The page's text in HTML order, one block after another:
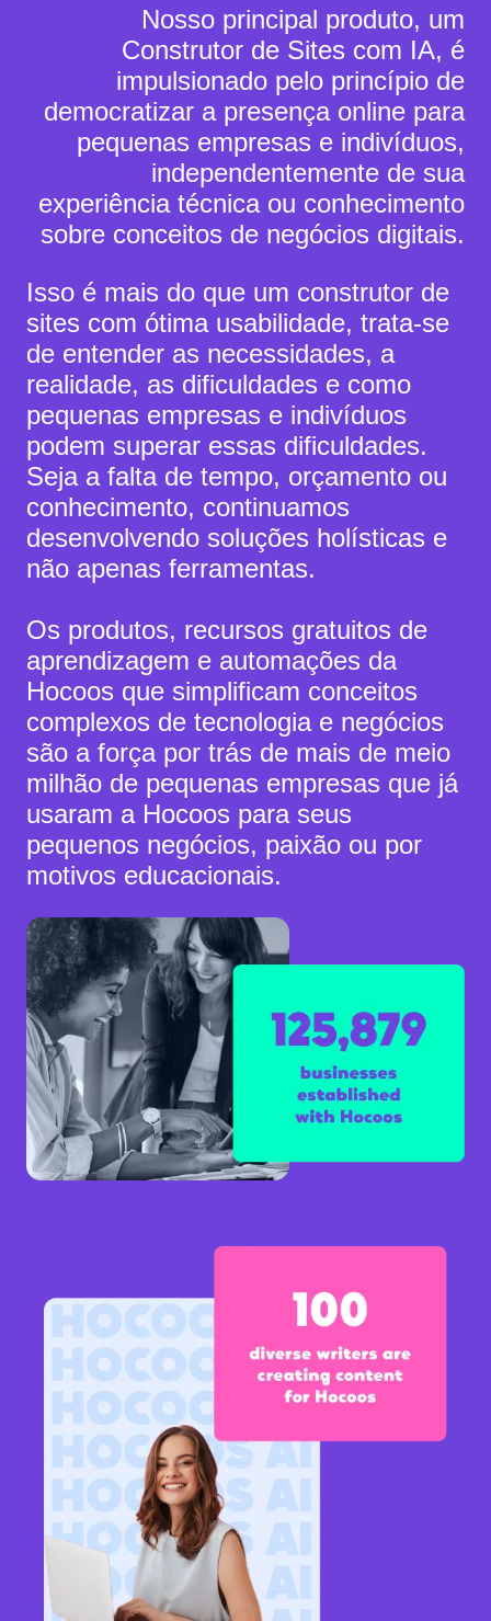
Nosso principal produto, um
Construtor de Sites com IA, é
impulsionado pelo princípio de
democratizar a presença online para
pequenas empresas e indivíduos,
independentemente de sua
experiência técnica ou conhecimento
sobre conceitos de negócios digitais.
Isso é mais do que um construtor de
sites com ótima usabilidade, trata-se
de entender as necessidades, a
realidade, as dificuldades e como
pequenas empresas e indivíduos
podem superar essas dificuldades.
Seja a falta de tempo, orçamento ou
conhecimento, continuamos
desenvolvendo soluções holísticas e
não apenas ferramentas.
Os produtos, recursos gratuitos de
aprendizagem e automações da
Hocoos que simplificam conceitos
complexos de tecnologia e negócios
são a força por trás de mais de meio
milhão de pequenas empresas que já
usaram a Hocoos para seus
pequenos negócios, paixão ou por
motivos educacionais.